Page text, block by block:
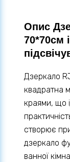
Опис
70*70см
Дзеркало
квадратна
краями, що
створює
дзеркало
ванної